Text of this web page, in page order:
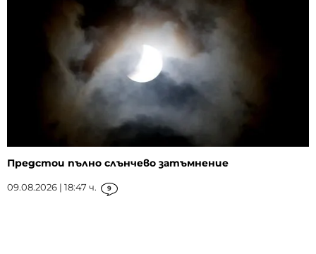
Предстои пълно слънчево затъмнение
09.08.2026 | 18:47 ч. 9